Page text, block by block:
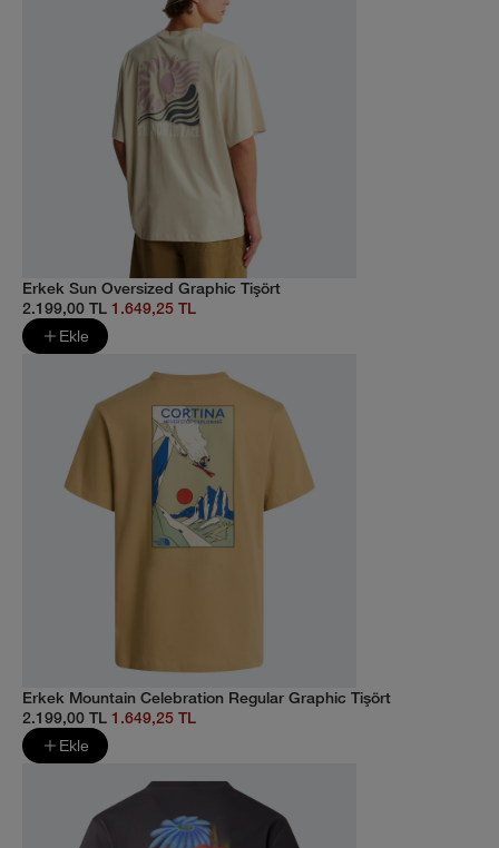
Erkek Sun Oversized Graphic Tişört
2.199,00 TL 1.649,25 TL
Ekle
Erkek Mountain Celebration Regular Graphic Tişört
2.199,00 TL 1.649,25 TL
Ekle